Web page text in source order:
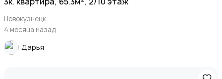
Новокузнецк
4 месяца назад
Дарья